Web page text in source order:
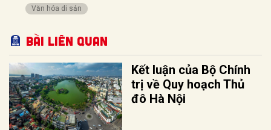
Văn hóa di sản
Bài liên quan
Kết luận của Bộ Chính
trị về Quy hoạch Thủ
đô Hà Nội